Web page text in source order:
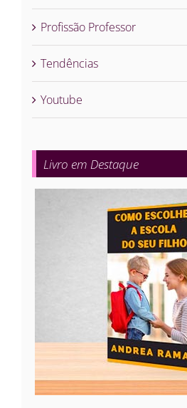
Profissão Professor
Tendências
Youtube
Livro em Destaque